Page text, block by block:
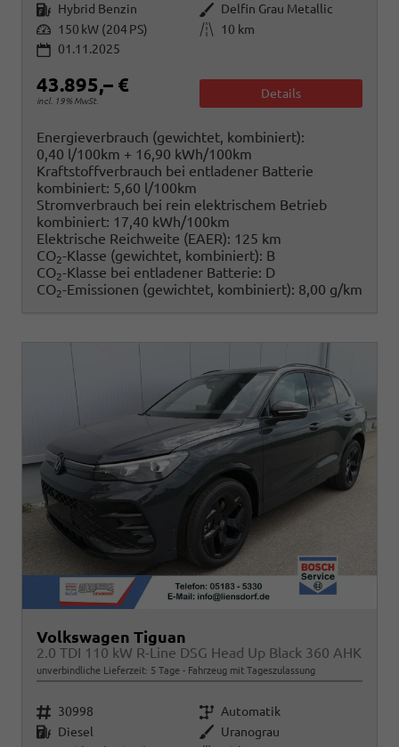
Kraftstoff Hybrid Benzin Außenfarbe Delfin Grau Metallic
Leistung 150 kW (204 PS) Kilometerstand
10 km
01.11.2025
43.895,– €
incl. 19% MwSt.
Details
Energieverbrauch (gewichtet, kombiniert):
0,40 l/100km + 16,90 kWh/100km
Kraftstoffverbrauch bei entladener Batterie
kombiniert: 5,60 l/100km
Stromverbrauch bei rein elektrischem Betrieb
kombiniert: 17,40 kWh/100km
Elektrische Reichweite (EAER): 125 km
CO2-Klasse (gewichtet, kombiniert): B
CO2-Klasse bei entladener Batterie: D
CO2-Emissionen (gewichtet, kombiniert): 8,00 g/km
Volkswagen Tiguan
2.0 TDI 110 kW R-Line DSG Head Up Black 360 AHK
unverbindliche Lieferzeit: 5 Tage Fahrzeug mit Tageszulassung
Fahrzeugnr. 30998 Getriebe Automatik
Kraftstoff Diesel Außenfarbe Uranograu